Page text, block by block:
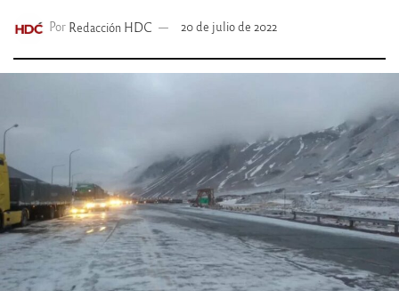
Por Redacción HDC 20 de julio de 2022